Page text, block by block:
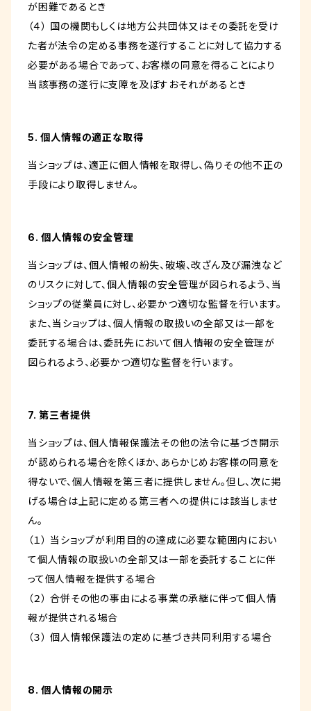
が困難であるとき
（４） 国の機関もしくは地方公共団体又はその委託を受け
た者が法令の定める事務を遂行することに対して協力する
必要がある場合であって、お客様の同意を得ることにより
当該事務の遂行に支障を及ぼすおそれがあるとき
5. 個人情報の適正な取得
当ショップは、適正に個人情報を取得し、偽りその他不正の
手段により取得しません。
6. 個人情報の安全管理
当ショップは、個人情報の紛失、破壊、改ざん及び漏洩など
のリスクに対して、個人情報の安全管理が図られるよう、当
ショップの従業員に対し、必要かつ適切な監督を行います。
また、当ショップは、個人情報の取扱いの全部又は一部を
委託する場合は、委託先において個人情報の安全管理が
図られるよう、必要かつ適切な監督を行います。
7. 第三者提供
当ショップは、個人情報保護法その他の法令に基づき開示
が認められる場合を除くほか、あらかじめお客様の同意を
得ないで、個人情報を第三者に提供しません。但し、次に掲
げる場合は上記に定める第三者への提供には該当しませ
ん。
（１） 当ショップが利用目的の達成に必要な範囲内におい
て個人情報の取扱いの全部又は一部を委託することに伴
って個人情報を提供する場合
（２） 合併その他の事由による事業の承継に伴って個人情
報が提供される場合
（３） 個人情報保護法の定めに基づき共同利用する場合
8. 個人情報の開示